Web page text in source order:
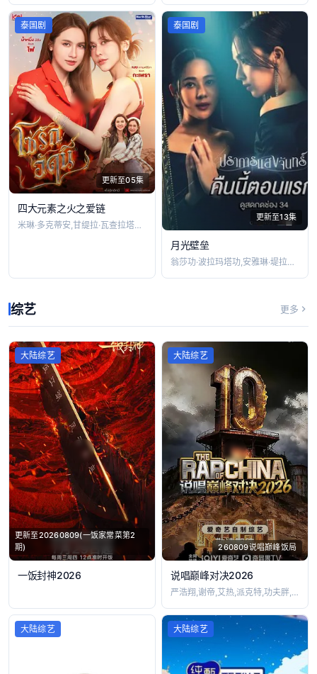
更新至05集
泰国剧
四大元素之火之爱链
米琳·多克蒂安,甘缇拉·瓦查拉塔沙那库
更新至13集
泰国剧
月光壁垒
翁莎功·波拉玛塔功,安雅琳·堤拉塔南帕,
综艺 更多
更新至20260809(一饭家常菜第2
期)
大陆综艺
一饭封神2026
260809说唱巅峰饭局
大陆综艺
说唱巅峰对决2026
严浩翔,谢帝,艾热,派克特,功夫胖,盛宇
大陆综艺 大陆综艺